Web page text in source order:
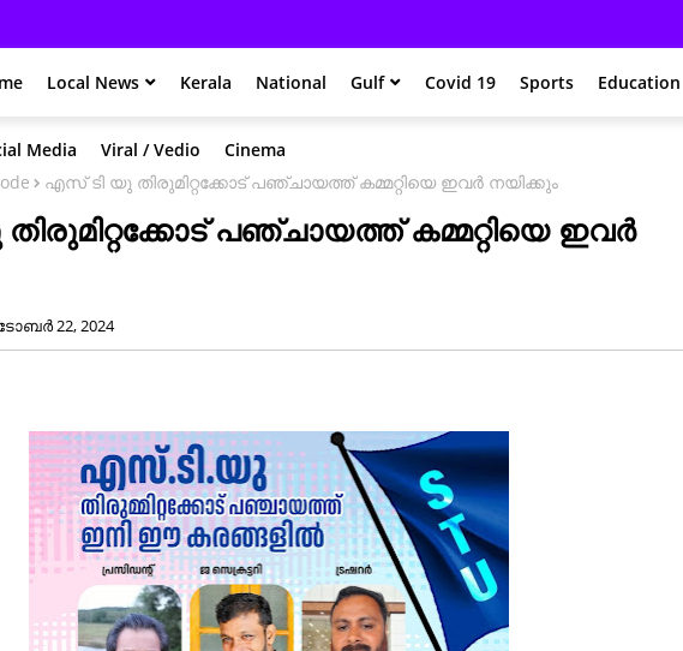
Local News Kerala National Gulf Covid 19 Sports Education
Media Viral / Vedio
Cinema
എസ് ടി യു തിരുമിറ്റക്കോട് പഞ്ചായത്ത് കമ്മറ്റിയെ ഇവർ നയിക്കും
പഞ്ചായത്ത് കമ്മറ്റിയെ ഇവർ
22, 2024